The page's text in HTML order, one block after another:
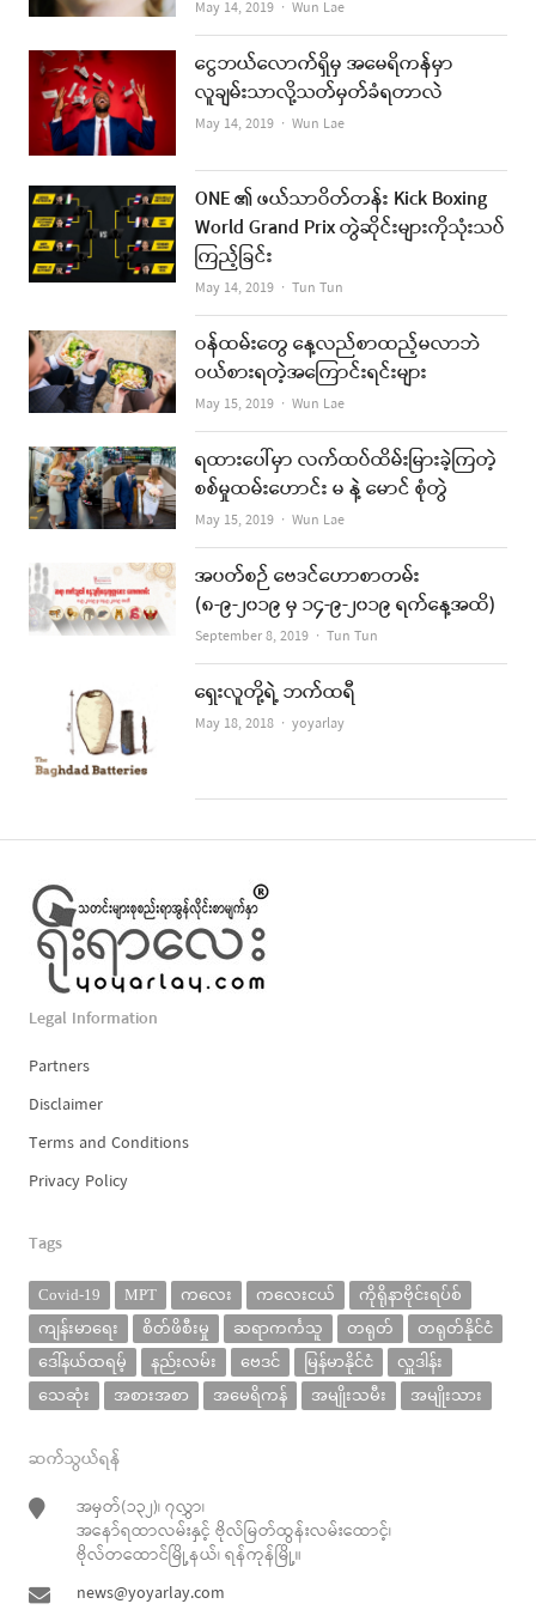
May 14, 2019 Author
Wun Lae
ငွေဘယ်လောက်ရှိမှ အမေရိကန်မှာ
လူချမ်းသာလို့သတ်မှတ်ခံရတာလဲ
May 14, 2019 Author
Wun Lae
ONE ၏ ဖယ်သာဝိတ်တန်း Kick Boxing
World Grand Prix တွဲဆိုင်းများကိုသုံးသပ်
ကြည့်ခြင်း
May 14, 2019 Author
Tun Tun
ဝန်ထမ်းတွေ နေ့လည်စာထည့်မလာဘဲ
ဝယ်စားရတဲ့အကြောင်းရင်းများ
May 15, 2019 Author
Wun Lae
ရထားပေါ်မှာ လက်ထပ်ထိမ်းမြားခဲ့ကြတဲ့
စစ်မှုထမ်းဟောင်း မ နဲ့ မောင် စုံတွဲ
May 15, 2019 Author
Wun Lae
အပတ်စဉ် ဗေဒင်ဟောစာတမ်း
(၈-၉-၂၀၁၉ မှ ၁၄-၉-၂၀၁၉ ရက်နေ့အထိ)
September 8, 2019 Author
Tun Tun
ရှေးလူတို့ရဲ့ ဘက်ထရီ
May 18, 2018 Author
yoyarlay
Legal Information
Partners
Disclaimer
Terms and Conditions
Privacy Policy
Tags
Covid-19 MPT ကလေး ကလေးငယ်
ကိုရိုနာဗိုင်းရပ်စ်
ကျန်းမာရေး
စိတ်ဖိစီးမှု ဆရာကင်္ကသူ တရုတ်
တရုတ်နိုင်ငံ
ဒေါ်နယ်ထရမ့်
နည်းလမ်း ဗေဒင် မြန်မာနိုင်ငံ
လှူဒါန်း
သေဆုံး
အစားအစာ အမေရိကန် အမျိုးသမီး အမျိုးသား
ဆက်သွယ်ရန်
အမှတ်(၁၃၂)၊ ၇လွှာ၊
အနော်ရထာလမ်းနှင့် ဗိုလ်မြတ်ထွန်းလမ်းထောင့်၊
ဗိုလ်တထောင်မြို့နယ်၊ ရန်ကုန်မြို့။
news@yoyarlay.com